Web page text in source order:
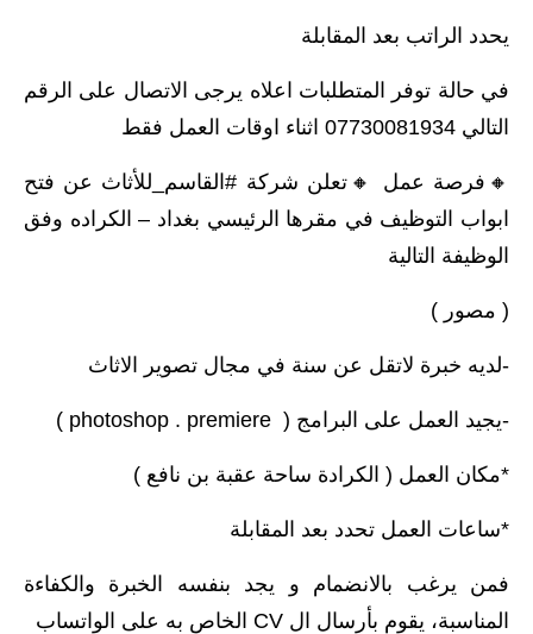
يحدد الراتب بعد المقابلة
في حالة توفر المتطلبات اعلاه يرجى الاتصال على الرقم
التالي 07730081934 اثناء اوقات العمل فقط
🔸️فرصة عمل 🔸️تعلن شركة #القاسم_للأثاث عن فتح
ابواب التوظيف في مقرها الرئيسي بغداد – الكراده وفق
الوظيفة التالية
( مصور )
-لديه خبرة لاتقل عن سنة في مجال تصوير الاثاث
-يجيد العمل على البرامج ( photoshop . premiere )
*مكان العمل ( الكرادة ساحة عقبة بن نافع )
*ساعات العمل تحدد بعد المقابلة
فمن يرغب بالانضمام و يجد بنفسه الخبرة والكفاءة
المناسبة، يقوم بأرسال ال CV الخاص به على الواتساب